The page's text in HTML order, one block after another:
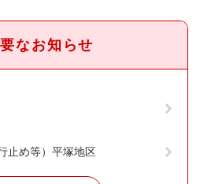
なお知らせ
止め等）平塚地区